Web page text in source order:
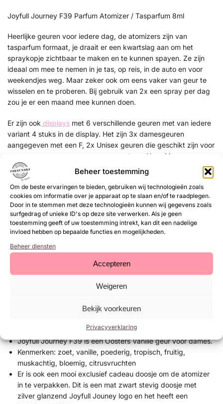
Beheer toestemming
Om de beste ervaringen te bieden, gebruiken wij technologieën zoals
cookies om informatie over je apparaat op te slaan en/of te raadplegen.
Door in te stemmen met deze technologieën kunnen wij gegevens zoals
surfgedrag of unieke ID's op deze site verwerken. Als je geen
toestemming geeft of uw toestemming intrekt, kan dit een nadelige
invloed hebben op bepaalde functies en mogelijkheden.
Beheer diensten
Accepteren
Weigeren
Bekijk voorkeuren
Privacyverklaring
Joyfull Journey F39 Parfum Atomizer / Tasparfum 8ml
Heerlijke geuren voor iedere dag, de atomizers zijn van
tasparfum formaat, je draait er een kwartslag aan om het
spraykopje zichtbaar te maken en te kunnen spayen. Ze zijn
ideaal om mee te nemen in je tas, op reis, in de auto en voor
weekendjes weg. Maar zeker ook om eens vaker van geur te
wisselen en te proberen. Bij gebruik van 2x een spray per dag
zou je er een maand mee kunnen doen.
Er zijn ook displays met 6 verschillende geuren met van iedere
variant 4 stuks in de display. Het zijn 3x damesgeuren
aangegeven met een F, 2x Unisex geuren die geschikt zijn voor
mannen en vrouwen aangegeven met een U en één
mannengeur aangegeven met een M. Het zijn atomizer /
tasparfum flesjes met 8ml inhoud.
Het is een leuke manier om je
omzet van je salon, winkel te verhogen.Bovendien zorgt de
leuke display ervoor dat het direct de aandacht van je klant
trekt. De geuren variëren van bloemig en fris tot warm en
kruidig, zodat er voor ieder wat wils is. Door de veelzijdigheid
van de geuren kunnen klanten gemakkelijk een favoriet vinden,
wat leidt tot herhaalaankopen en tevreden klanten. Het zijn
echte niche geuren met een goede houdbaarheid. Het display
zelf is compact, vrolijk en stijlvol, waardoor het naadloos in elk
saloninterieur past. Plaats het op een prominente plek bij de
kassa of in de wachtruimte voor maximale zichtbaarheid. Met
geurbeleving in je salon, maar ook een extra bron van
Joyfull Journey F39 is een Oosters Vanille geur voor dames.
Kenmerken: zoet, vanille, poederig, tropisch, fruitig,
muskachtig, bloemig, citrusvruchten
Er is ook een mooi exclusief cadeau doosje om de atomizer
in te verpakken. Dit is een mat zwart stevig doosje met
zilver glanzend Joyfull Jouney logo en het heeft een